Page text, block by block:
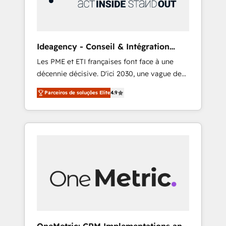
integrations 🤖 AI workflows & enrichment 📘
rely on for scalable revenue insights.
Ideagency - Conseil & Intégration
HubSpot
Les PME et ETI françaises font face à une
décennie décisive. D'ici 2030, une vague de
consolidation va recomposer le marché.
Seules survivront les entreprises qui auront
réussi leur transformation. Le problème ?
58% des dirigeants savent que l'IA est vitale
conscience totale, action nulle. La solution
s'appelle l'Entreprise Augmentée. Ce n'est pas
Parceiros de soluções Elite4.9